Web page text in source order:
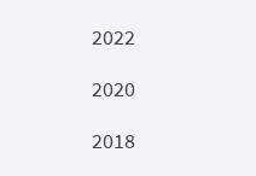
2022
2020
2018